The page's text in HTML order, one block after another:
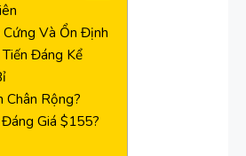
Và Ổn Định
Đáng Kể
Chân Rộng?
Giá $155?